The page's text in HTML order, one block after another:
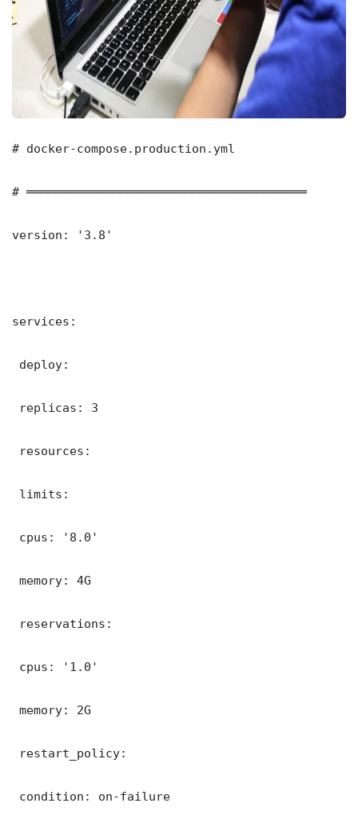
# docker-compose.production.yml
# ═══════════════════════════════════════
version: '3.8'
services:
deploy:
replicas: 3
resources:
limits:
cpus: '8.0'
memory: 4G
reservations:
cpus: '1.0'
memory: 2G
restart_policy:
condition: on-failure